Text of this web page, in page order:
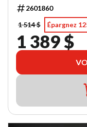
2601860
1 514 $
Épargnez
1 389 $